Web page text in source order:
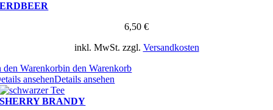
ERDBEER
6,50 €
inkl. MwSt. zzgl. Versandkosten
den Warenkorbin den Warenkorb
ansehenDetails ansehen
SHERRY BRANDY